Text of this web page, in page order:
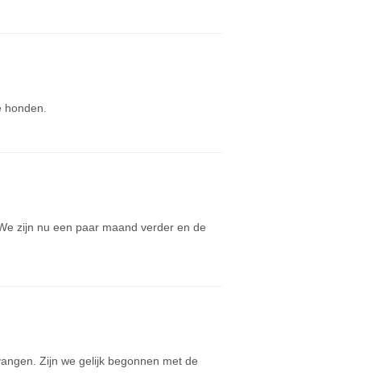
zijn nu een paar maand verder en de
Zijn we gelijk begonnen met de